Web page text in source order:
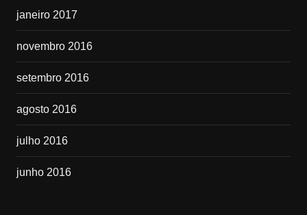
janeiro 2017
novembro 2016
setembro 2016
agosto 2016
julho 2016
junho 2016